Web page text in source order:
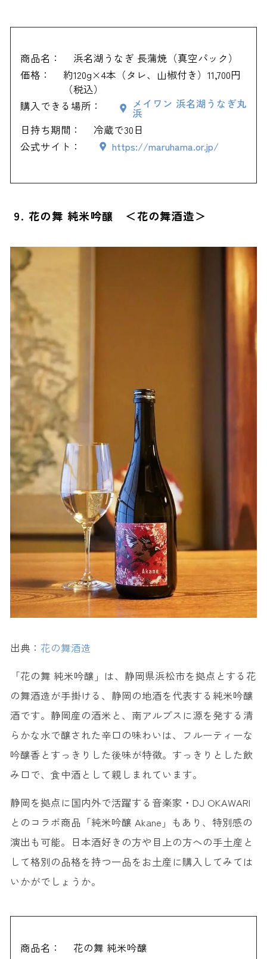
商品名：
浜名湖うなぎ 長蒲焼（真空パック）
価格：
約120g×4本（タレ、山椒付き）11,700円
（税込）
購入できる場所：
メイワン 浜名湖うなぎ丸
浜
日持ち期間：
冷蔵で30日
公式サイト：
https://maruhama.or.jp/
9. 花の舞 純米吟醸 ＜花の舞酒造＞
出典： 花の舞酒造
「花の舞 純米吟醸」は、静岡県浜松市を拠点とする花
の舞酒造が手掛ける、静岡の地酒を代表する純米吟醸
酒です。静岡産の酒米と、南アルプスに源を発する清
らかな水で醸された辛口の味わいは、フルーティーな
吟醸香とすっきりした後味が特徴。すっきりとした飲
み口で、食中酒として親しまれています。
静岡を拠点に国内外で活躍する音楽家・DJ OKAWARI
とのコラボ商品「純米吟醸 Akane」もあり、特別感の
演出も可能。日本酒好きの方や目上の方への手土産と
して格別の品格を持つ一品をお土産に購入してみては
いかがでしょうか。
商品名：
花の舞 純米吟醸